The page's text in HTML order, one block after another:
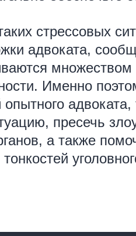
стрессовых
адвоката,
Именно
пресечь
а также